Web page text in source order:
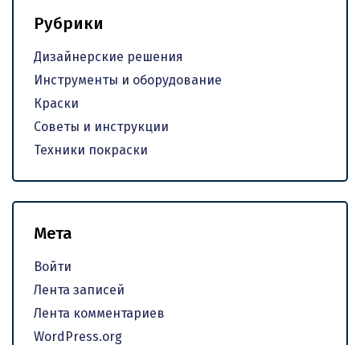
Рубрики
Дизайнерские решения
Инструменты и оборудование
Краски
Советы и инструкции
Техники покраски
Мета
Войти
Лента записей
Лента комментариев
WordPress.org